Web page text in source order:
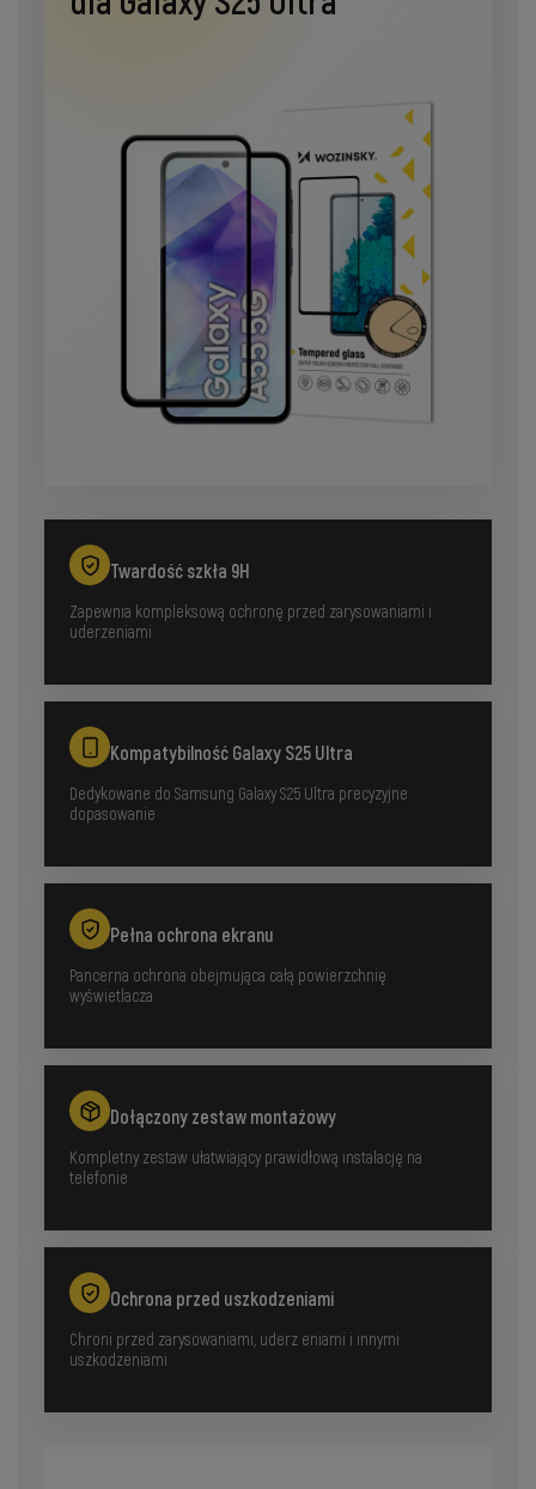
Twardość szkła 9H
Zapewnia kompleksową ochronę przed zarysowaniami i
uderzeniami
Kompatybilność Galaxy S25 Ultra
Dedykowane do Samsung Galaxy S25 Ultra precyzyjne
dopasowanie
Pełna ochrona ekranu
Pancerna ochrona obejmująca całą powierzchnię
wyświetlacza
Dołączony zestaw montażowy
Kompletny zestaw ułatwiający prawidłową instalację na
telefonie
Ochrona przed uszkodzeniami
Chroni przed zarysowaniami, uderz eniami i innymi
uszkodzeniami